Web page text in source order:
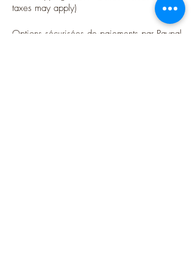
taxes may apply)
Options sécurisées de paiements par Paypal